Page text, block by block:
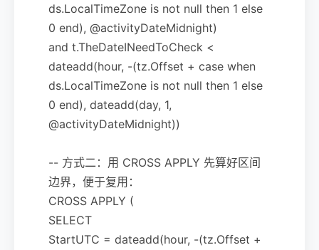
ds.LocalTimeZone is not null then 1 else
0 end), @activityDateMidnight)
and t.TheDateINeedToCheck <
dateadd(hour, -(tz.Offset + case when
ds.LocalTimeZone is not null then 1 else
0 end), dateadd(day, 1,
@activityDateMidnight))
-- 方式二：用 CROSS APPLY 先算好区间
边界，便于复用：
CROSS APPLY (
SELECT
StartUTC = dateadd(hour, -(tz.Offset +